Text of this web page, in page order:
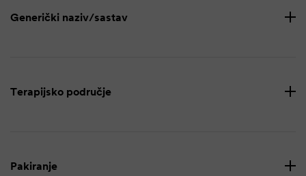
Generički naziv/sastav
Terapijsko područje
Pakiranje